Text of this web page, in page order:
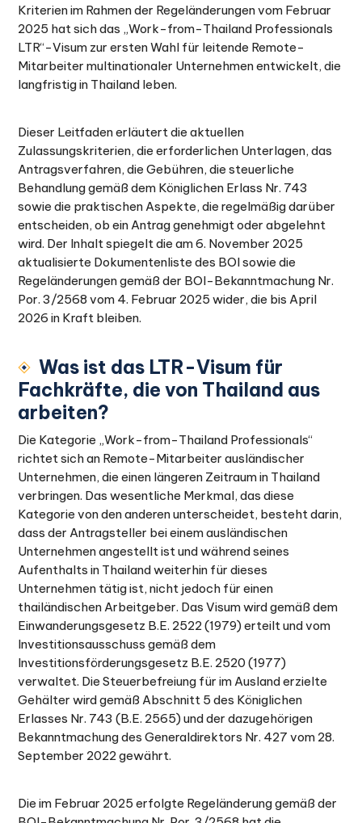
Kriterien im Rahmen der Regeländerungen vom Februar
2025 hat sich das „Work-from-Thailand Professionals
LTR“-Visum zur ersten Wahl für leitende Remote-
Mitarbeiter multinationaler Unternehmen entwickelt, die
langfristig in Thailand leben.
Dieser Leitfaden erläutert die aktuellen
Zulassungskriterien, die erforderlichen Unterlagen, das
Antragsverfahren, die Gebühren, die steuerliche
Behandlung gemäß dem Königlichen Erlass Nr. 743
sowie die praktischen Aspekte, die regelmäßig darüber
entscheiden, ob ein Antrag genehmigt oder abgelehnt
wird. Der Inhalt spiegelt die am 6. November 2025
aktualisierte Dokumentenliste des BOI sowie die
Regeländerungen gemäß der BOI-Bekanntmachung Nr.
Por. 3/2568 vom 4. Februar 2025 wider, die bis April
2026 in Kraft bleiben.
Was ist das LTR-Visum für
Fachkräfte, die von Thailand aus
arbeiten?
Die Kategorie „Work-from-Thailand Professionals“
richtet sich an Remote-Mitarbeiter ausländischer
Unternehmen, die einen längeren Zeitraum in Thailand
verbringen. Das wesentliche Merkmal, das diese
Kategorie von den anderen unterscheidet, besteht darin,
dass der Antragsteller bei einem ausländischen
Unternehmen angestellt ist und während seines
Aufenthalts in Thailand weiterhin für dieses
Unternehmen tätig ist, nicht jedoch für einen
thailändischen Arbeitgeber. Das Visum wird gemäß dem
Einwanderungsgesetz B.E. 2522 (1979) erteilt und vom
Investitionsausschuss gemäß dem
Investitionsförderungsgesetz B.E. 2520 (1977)
verwaltet. Die Steuerbefreiung für im Ausland erzielte
Gehälter wird gemäß Abschnitt 5 des Königlichen
Erlasses Nr. 743 (B.E. 2565) und der dazugehörigen
Bekanntmachung des Generaldirektors Nr. 427 vom 28.
September 2022 gewährt.
Die im Februar 2025 erfolgte Regeländerung gemäß der